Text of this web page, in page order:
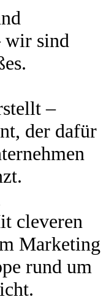
wir sind
–
der dafür
cleveren
Marketing
rund um